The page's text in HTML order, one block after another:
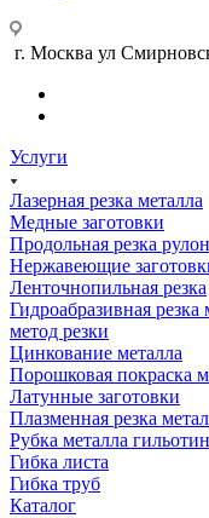
г. Москва ул
Услуги
Лазерная резка металла
Медные заготовки
Продольная резка
Нержавеющие
Ленточнопильная резка
Гидроабразивная
метод резки
Цинкование металла
Порошковая покраска
Латунные заготовки
Плазменная резка
Рубка металла
Гибка листа
Гибка труб
Каталог